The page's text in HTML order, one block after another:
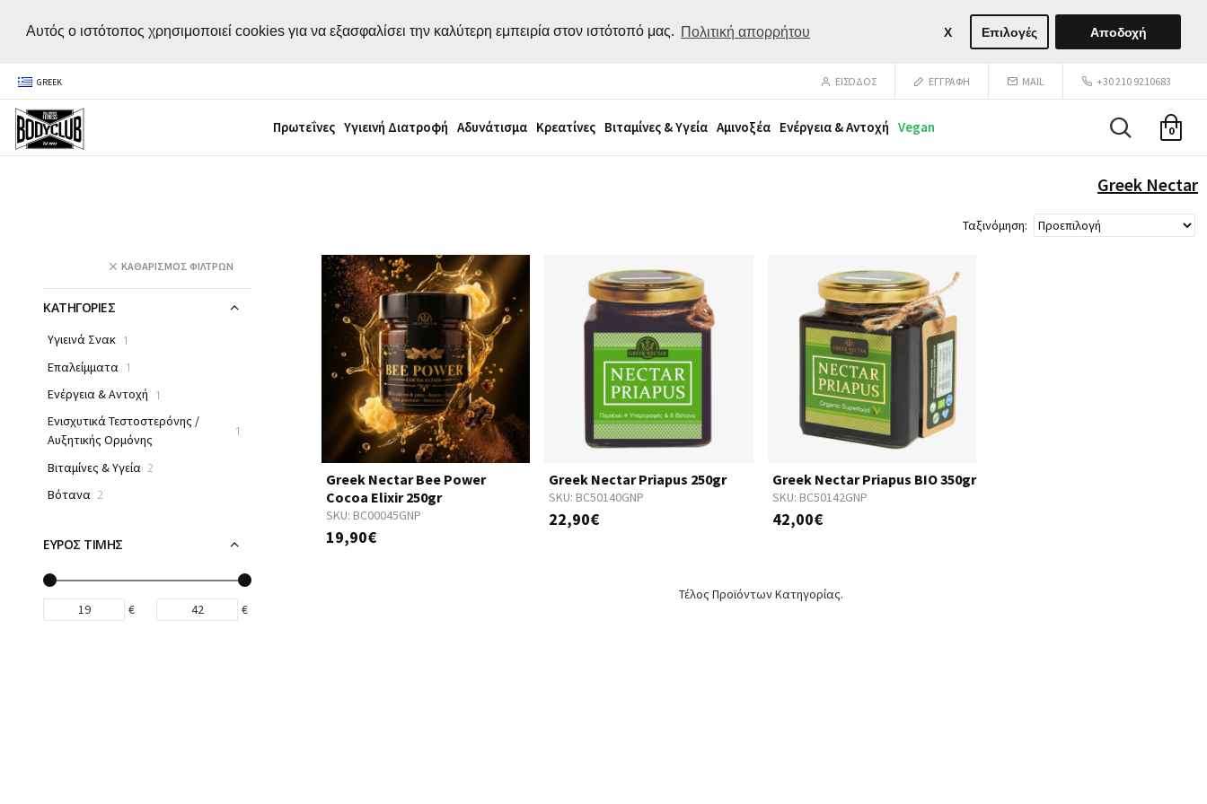
Αυτός ο ιστότοπος χρησιμοποιεί cookies για να εξασφαλίσει την καλύτερη εμπειρία στον ιστότοπό μας. Πολιτική απορρήτου X Επιλογές Αποδοχή
GREEK ΕΙΣΟΔΟΣ ΕΓΓΡΑΦΉ MAIL +30 210 9210683
Πρωτεΐνες Υγιεινή Διατροφή Αδυνάτισμα Κρεατίνες Βιταμίνες & Υγεία Αμινοξέα Ενέργεια & Αντοχή Vegan 0
Greek Nectar
ΚΑΘΑΡΙΣΜΌΣ ΦΊΛΤΡΩΝ
ΕΥΡΟΣ ΤΙΜΗΣ
€ €
ΚΑΤΗΓΟΡΙΕΣ
Υγιεινά Σνακ 1
Επαλείμματα 1
Ενέργεια & Αντοχή 1
Ενισχυτικά Τεστοστερόνης /
Αυξητικής Ορμόνης
1
Βιταμίνες & Υγεία 2
Βότανα 2
Ταξινόμηση:
SKU: BC00045GNP
Greek Nectar Bee Power
Cocoa Elixir 250gr
19,90€
SKU: BC50140GNP
Greek Nectar Priapus 250gr
22,90€
SKU: BC50142GNP
Greek Nectar Priapus BIO 350gr
42,00€
Τέλος Προϊόντων Κατηγορίας.